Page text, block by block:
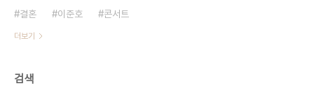
결혼
이준호 콘서트
더보기
검색